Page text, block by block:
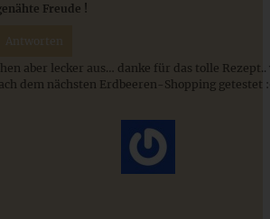
Freude !
Antworten
aber lecker aus… danke für das tolle
dem nächsten Erdbeeren-Shopping getestet